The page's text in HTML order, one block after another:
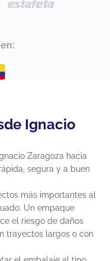
Ignacio
Zaragoza hacia
segura y a buen
más importantes al
Un empaque
el riesgo de daños
trayectos largos o con